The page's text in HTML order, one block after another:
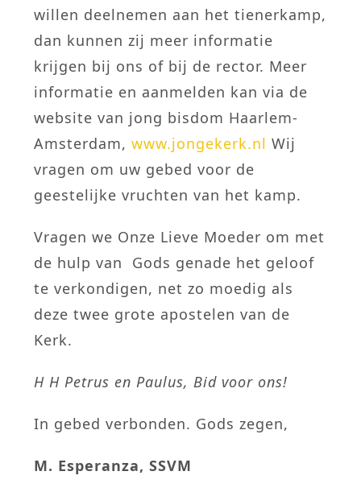
willen deelnemen aan het tienerkamp,
dan kunnen zij meer informatie
krijgen bij ons of bij de rector. Meer
informatie en aanmelden kan via de
website van jong bisdom Haarlem-
Amsterdam,www.jongekerk.nl Wij
vragen om uw gebed voor de
geestelijke vruchten van het kamp.
Vragen we Onze Lieve Moeder om met
de hulp van Gods genade het geloof
te verkondigen, net zo moedig als
deze twee grote apostelen van de
Kerk.
H H Petrus en Paulus, Bid voor ons!
In gebed verbonden. Gods zegen,
M. Esperanza, SSVM